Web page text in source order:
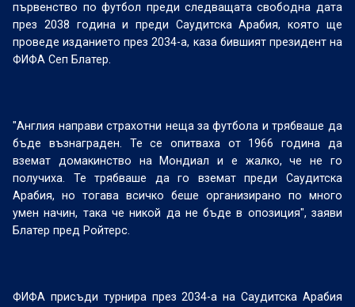
първенство по футбол преди следващата свободна дата
през 2038 година и преди Саудитска Арабия, която ще
проведе изданието през 2034-а, каза бившият президент на
ФИФА Сеп Блатер.
"Англия направи страхотни неща за футбола и трябваше да
бъде възнаграден. Те се опитваха от 1966 година да
вземат домакинство на Мондиал и е жалко, че не го
получиха. Те трябваше да го вземат преди Саудитска
Арабия, но тогава всичко беше организирано по много
умен начин, така че никой да не бъде в опозиция", заяви
Блатер пред Ройтерс.
ФИФА присъди турнира през 2034-а на Саудитска Арабия